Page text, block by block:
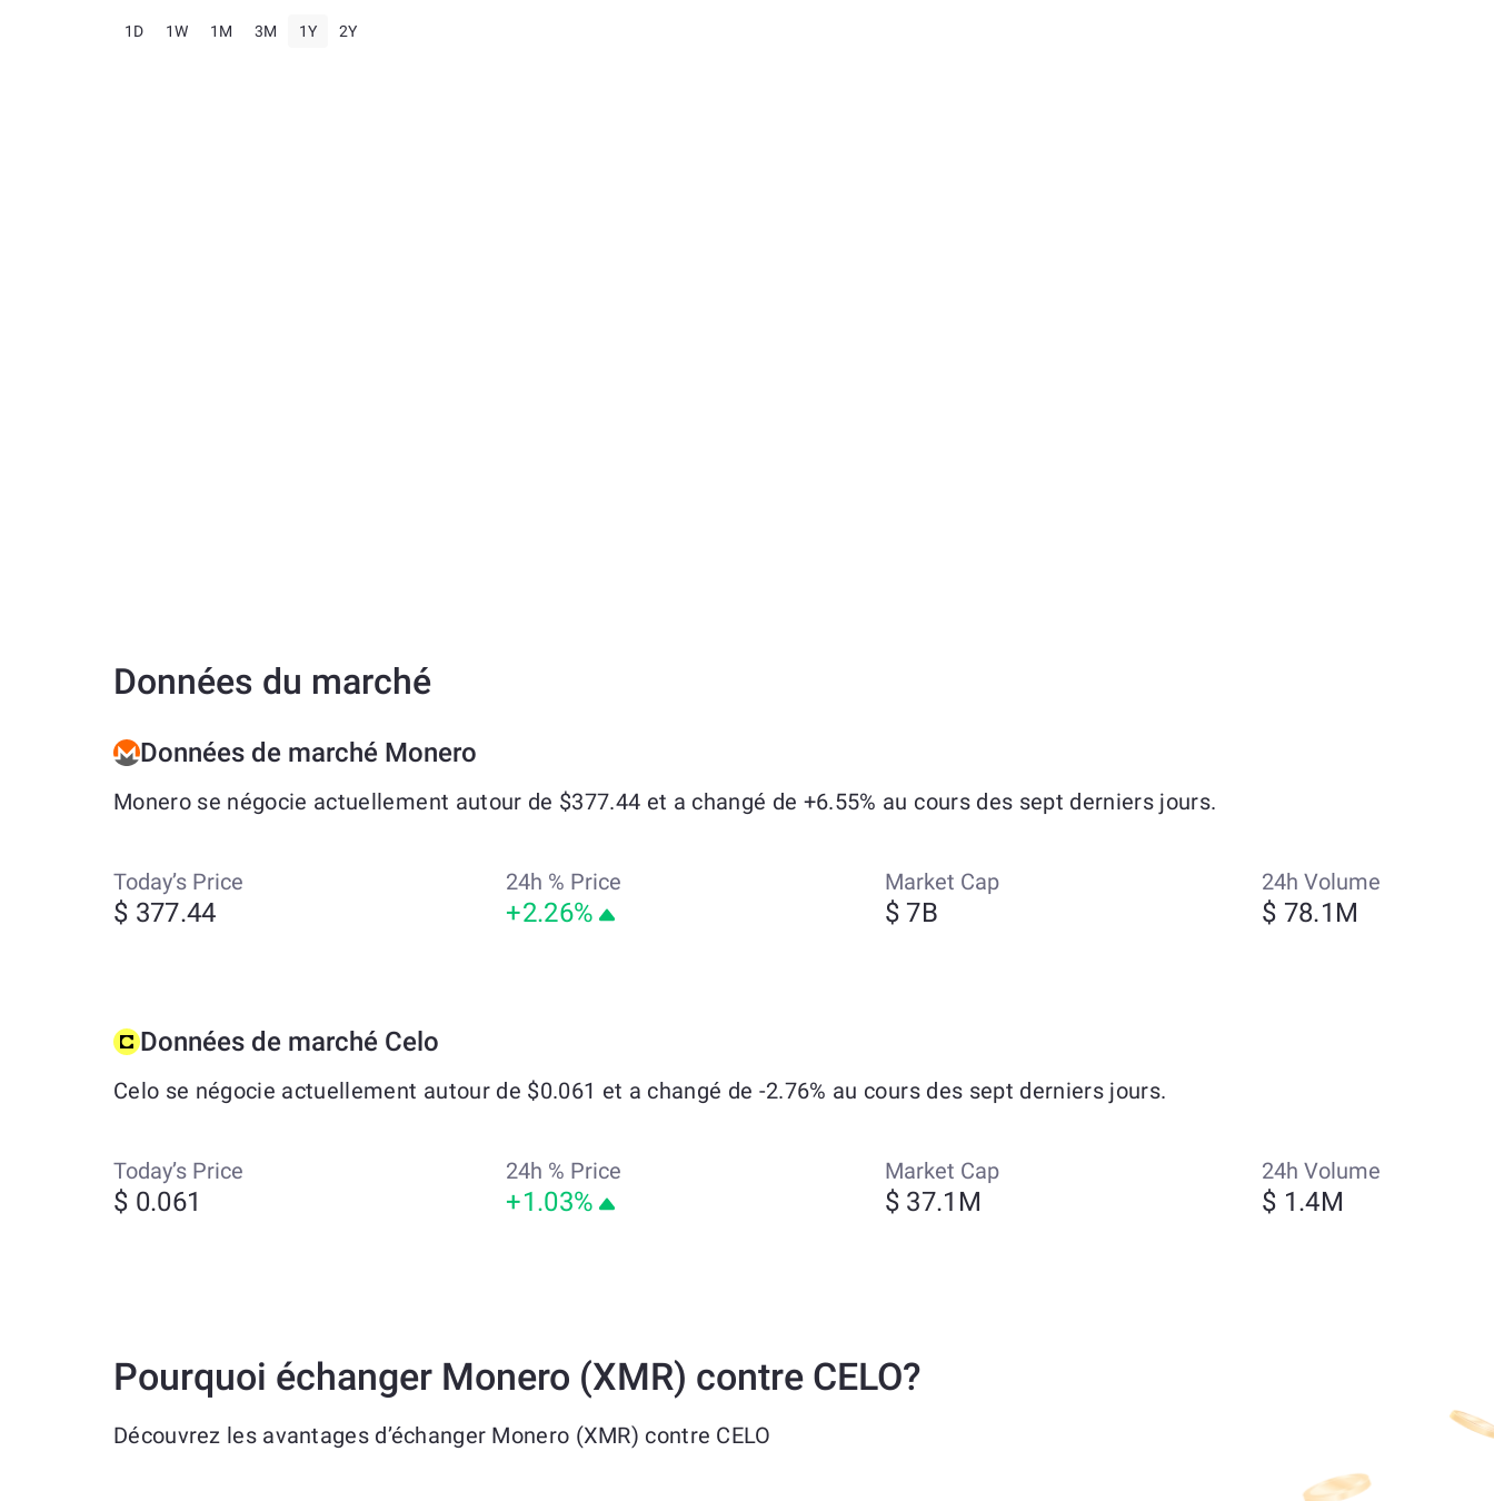
1D 1W 1M 3M 1Y 2Y
Données du marché
Données de marché Monero
Monero se négocie actuellement autour de $377.44 et a changé de +6.55% au cours des sept derniers jours.
Today’s Price
$ 377.44
24h % Price
+2.26%
Market Cap
$ 7B
24h Volume
$ 78.1M
Données de marché Celo
Celo se négocie actuellement autour de $0.061 et a changé de -2.76% au cours des sept derniers jours.
Today’s Price
$ 0.061
24h % Price
+1.03%
Market Cap
$ 37.1M
24h Volume
$ 1.4M
Pourquoi échanger Monero (XMR) contre CELO?
Découvrez les avantages d’échanger Monero (XMR) contre CELO